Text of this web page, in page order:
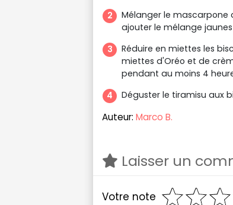
Mélanger le mascarpone
ajouter le mélange
Réduire en miettes les
miettes d'Oréo et de
pendant au moins 4
Déguster le tiramisu aux
Auteur: Marco B.
Laisser un
Votre note